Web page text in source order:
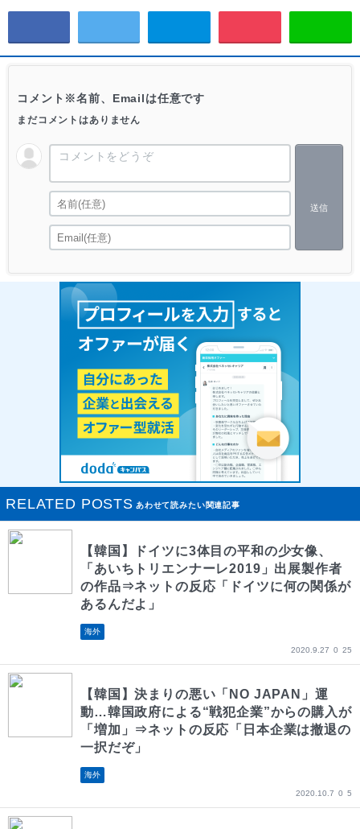
コメント ※名前、Emailは任意です
まだコメントはありません
送信
RELATED POSTS あわせて読みたい関連記事
【韓国】ドイツに3体目の平和の少女像、
「あいちトリエンナーレ2019」出展製作者
の作品⇒ネットの反応「ドイツに何の関係が
あるんだよ」
海外
2020.9.27 0 25
【韓国】決まりの悪い「NO JAPAN」運
動…韓国政府による“戦犯企業”からの購入が
「増加」⇒ネットの反応「日本企業は撤退の
一択だぞ」
海外
2020.10.7 0 5